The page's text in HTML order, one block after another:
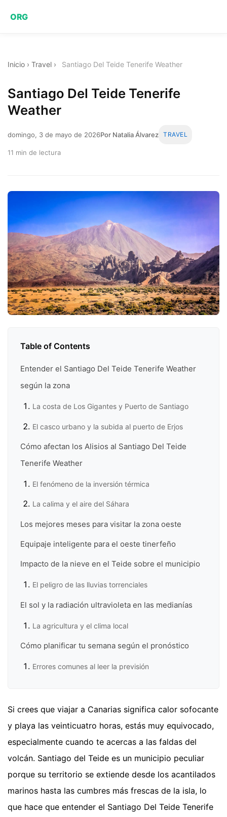
ORG
Inicio › Travel › Santiago Del Teide Tenerife Weather
Santiago Del Teide Tenerife
Weather
domingo, 3 de mayo de 2026Por Natalia Álvarez TRAVEL
11 min de lectura
Table of Contents
Entender el Santiago Del Teide Tenerife Weather
según la zona
La costa de Los Gigantes y Puerto de Santiago
El casco urbano y la subida al puerto de Erjos
Cómo afectan los Alisios al Santiago Del Teide
Tenerife Weather
El fenómeno de la inversión térmica
La calima y el aire del Sáhara
Los mejores meses para visitar la zona oeste
Equipaje inteligente para el oeste tinerfeño
Impacto de la nieve en el Teide sobre el municipio
El peligro de las lluvias torrenciales
El sol y la radiación ultravioleta en las medianías
La agricultura y el clima local
Cómo planificar tu semana según el pronóstico
Errores comunes al leer la previsión
Si crees que viajar a Canarias significa calor sofocante
y playa las veinticuatro horas, estás muy equivocado,
especialmente cuando te acercas a las faldas del
volcán. Santiago del Teide es un municipio peculiar
porque su territorio se extiende desde los acantilados
marinos hasta las cumbres más frescas de la isla, lo
que hace que entender el Santiago Del Teide Tenerife